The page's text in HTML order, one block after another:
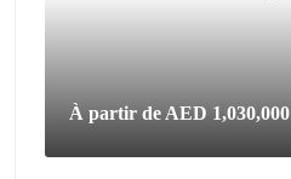
À partir de AED 1,030,000